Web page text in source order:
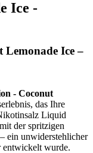
Ice -
Ice –
- Coconut
das Ihre
Liquid
der spritzigen
ein unwiderstehlicher
entwickelt wurde.